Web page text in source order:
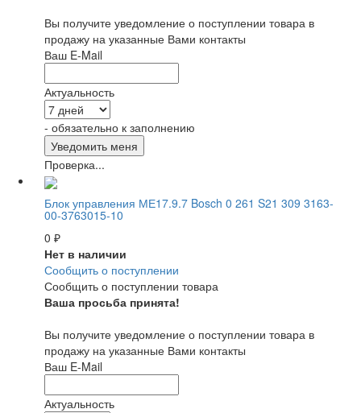
Вы получите уведомление о поступлении товара в
продажу на указанные Вами контакты
Ваш E-Mail
Актуальность
- обязательно к заполнению
Проверка...
Блок управления МЕ17.9.7 Bosch 0 261 S21 309 3163-
00-3763015-10
0 ₽
Нет в наличии
Сообщить о поступлении
Сообщить о поступлении товара
Ваша просьба принята!
Вы получите уведомление о поступлении товара в
продажу на указанные Вами контакты
Ваш E-Mail
Актуальность